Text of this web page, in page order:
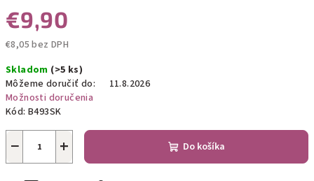
€9,90
€8,05 bez DPH
cena:
Skladom (>5 ks)
Môžeme doručiť do:
11.8.2026
Možnosti doručenia
Kód: B493SK
+
− Do košíka